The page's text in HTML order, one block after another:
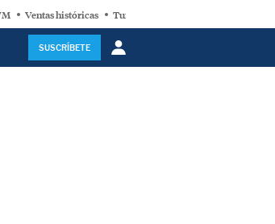
Ventas históricas Turbina eólica
SUSCRÍBETE